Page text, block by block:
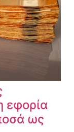
εφορία
ως